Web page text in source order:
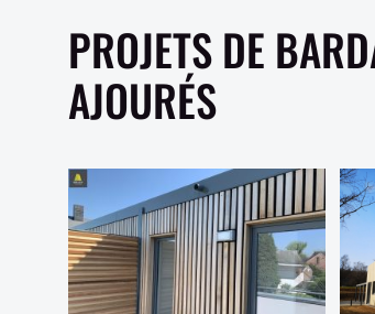
PROJETS DE
AJOURÉS